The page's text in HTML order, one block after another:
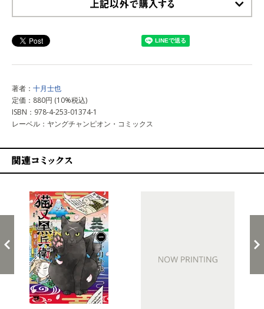
著者： 十月士也
定価：880円 (10%税込)
ISBN：978-4-253-01374-1
レーベル：ヤングチャンピオン・コミックス